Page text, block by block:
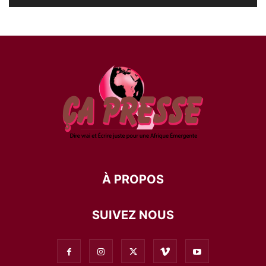
À PROPOS
SUIVEZ NOUS